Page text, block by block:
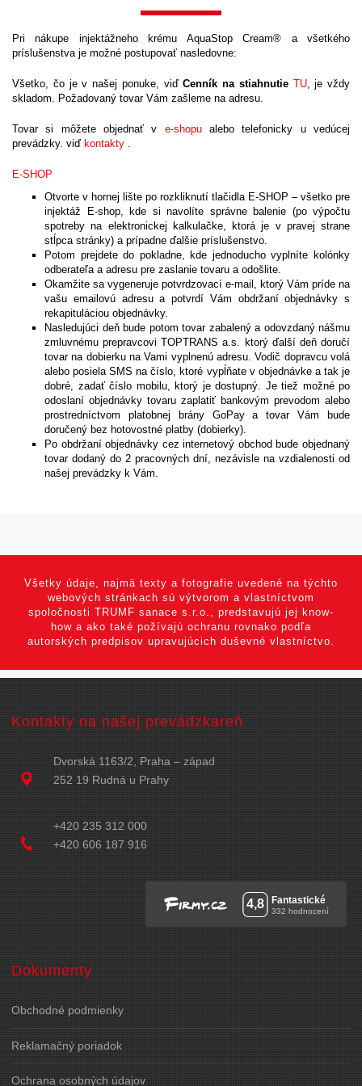
Pri nákupe injektážneho krému AquaStop Cream® a všetkého
príslušenstva je možné postupovať nasledovne:
Všetko, čo je v našej ponuke, viďCenník na stiahnutie TU, je vždy
skladom. Požadovaný tovar Vám zašleme na adresu.
Tovar si môžete objednať v e-shopualebo telefonicky u vedúcej
prevádzky. viď kontakty .
E-SHOP
Otvorte v hornej lište po rozkliknutí tlačidla E-SHOP – všetko pre
injektáž E-shop, kde si navolíte správne balenie (po výpočtu
spotreby na elektronickej kalkulačke, ktorá je v pravej strane
stĺpca stránky) a prípadne ďalšie príslušenstvo.
Potom prejdete do pokladne, kde jednoducho vyplníte kolónky
odberateľa a adresu pre zaslanie tovaru a odošlite.
Okamžite sa vygeneruje potvrdzovací e-mail, ktorý Vám príde na
vašu emailovú adresu a potvrdí Vám obdržaní objednávky s
rekapituláciou objednávky.
Nasledujúci deň bude potom tovar zabalený a odovzdaný nášmu
zmluvnému prepravcovi TOPTRANS a.s. ktorý ďalší deň doručí
tovar na dobierku na Vami vyplnenú adresu. Vodič dopravcu volá
alebo posiela SMS na číslo, ktoré vypĺňate v objednávke a tak je
dobré, zadať číslo mobilu, ktorý je dostupný. Je tiež možné po
odoslaní objednávky tovaru zaplatiť bankovým prevodom alebo
prostredníctvom platobnej brány GoPay a tovar Vám bude
doručený bez hotovostné platby (dobierky).
Po obdržaní objednávky cez internetový obchod bude objednaný
tovar dodaný do 2 pracovných dní, nezávisle na vzdialenosti od
našej prevádzky k Vám.
Všetky údaje, najmä texty a fotografie uvedené na týchto
webových stránkach sú výtvorom a vlastníctvom
spoločnosti TRUMF sanace s.r.o., predstavujú jej know-
how a ako také požívajú ochranu rovnako podľa
autorských predpisov upravujúcich duševné vlastníctvo.
Kontakty na našej prevádzkareň
Dvorská 1163/2, Praha – západ
252 19 Rudná u Prahy
+420 235 312 000
+420 606 187 916
Dokumenty
Obchodné podmienky
Reklamačný poriadok
Ochrana osobných údajov